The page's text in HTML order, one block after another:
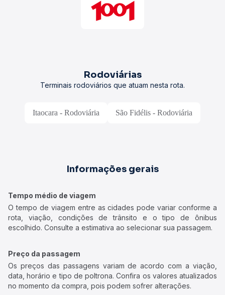
Rodoviárias
Terminais rodoviários que atuam nesta rota.
Itaocara - Rodoviária São Fidélis - Rodoviária
Informações gerais
Tempo médio de viagem
O tempo de viagem entre as cidades pode variar conforme a
rota, viação, condições de trânsito e o tipo de ônibus
escolhido. Consulte a estimativa ao selecionar sua passagem.
Preço da passagem
Os preços das passagens variam de acordo com a viação,
data, horário e tipo de poltrona. Confira os valores atualizados
no momento da compra, pois podem sofrer alterações.